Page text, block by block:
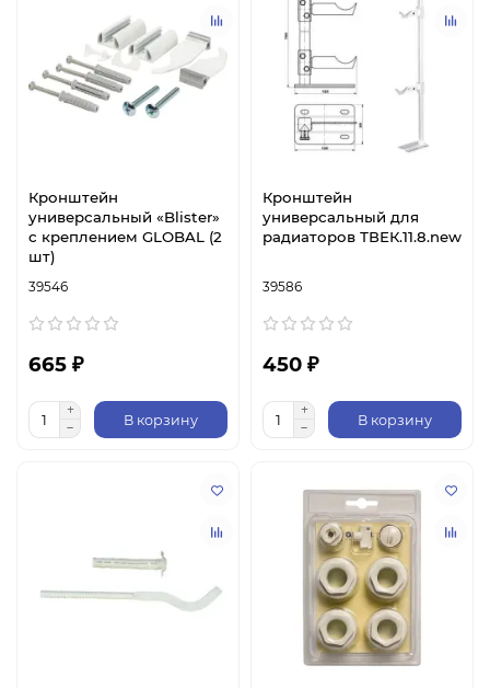
Кронштейн
универсальный «Blister»
с креплением GLOBAL (2
шт)
39546
665 ₽
В корзину
Кронштейн
универсальный для
радиаторов ТВЕК.11.8.new
39586
450 ₽
В корзину